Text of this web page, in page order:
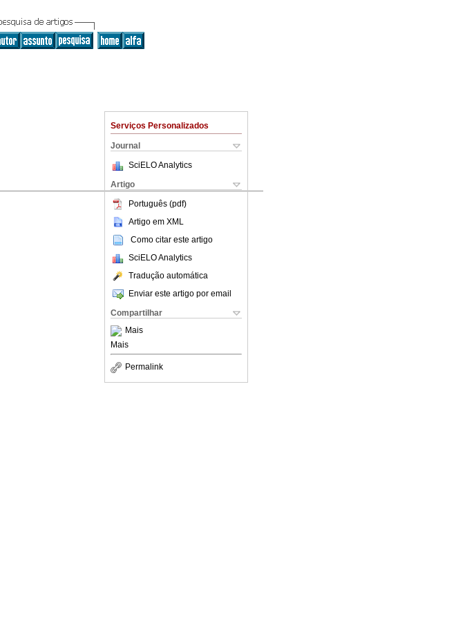
Serviços Personalizados
Journal
SciELO Analytics
Artigo
Português (pdf)
Artigo em XML
Como citar este artigo
SciELO Analytics
Tradução automática
Enviar este artigo por email
Compartilhar
Mais
Mais
Permalink